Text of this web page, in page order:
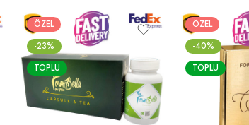
ÖZEL
-23%
TOPLU
ÖZEL
-40%
TOPLU